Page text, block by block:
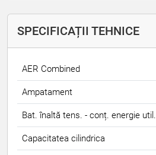
SPECIFICAȚII TEHNICE
AER Combined
Ampatament
Bat. înaltă tens. - conț. energie util.
Capacitatea cilindrica